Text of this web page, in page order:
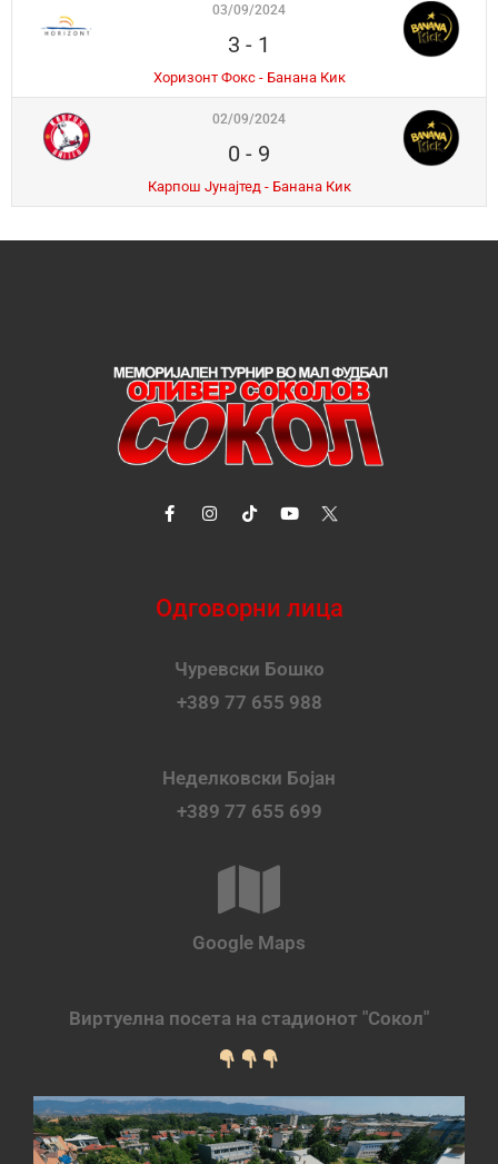
03/09/2024
3 - 1
Хоризонт Фокс - Банана Кик
02/09/2024
0 - 9
Карпош Јунајтед - Банана Кик
Одговорни лица
Чуревски Бошко
+389 77 655 988
Неделковски Бојан
+389 77 655 699
Google Maps
Виртуелна посета на стадионот "Сокол"